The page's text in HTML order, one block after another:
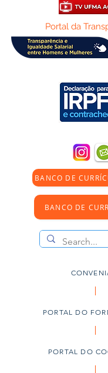
Portal da
BANCO DE
BANCO DE
PORTAL DO